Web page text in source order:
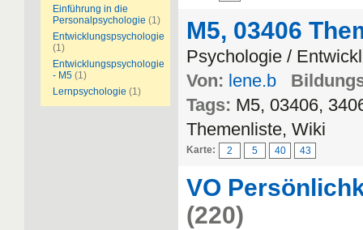
Einführung in die
Personalpsychologie (1)
Entwicklungspsychologie
(1)
Entwicklungspsychologie
- M5 (1)
Lernpsychologie (1)
M5, 03406
Psychologie /
Von: lene.b
Tags: M5, 03406,
Themenliste, Wiki
Karte: 2 5 40 43
VO
(220)